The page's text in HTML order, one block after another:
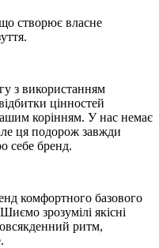
створює власне
з використанням
цінностей
корінням. У нас немає
ця подорож завжди
себе бренд.
комфортного базового
зрозумілі якісні
ритм,